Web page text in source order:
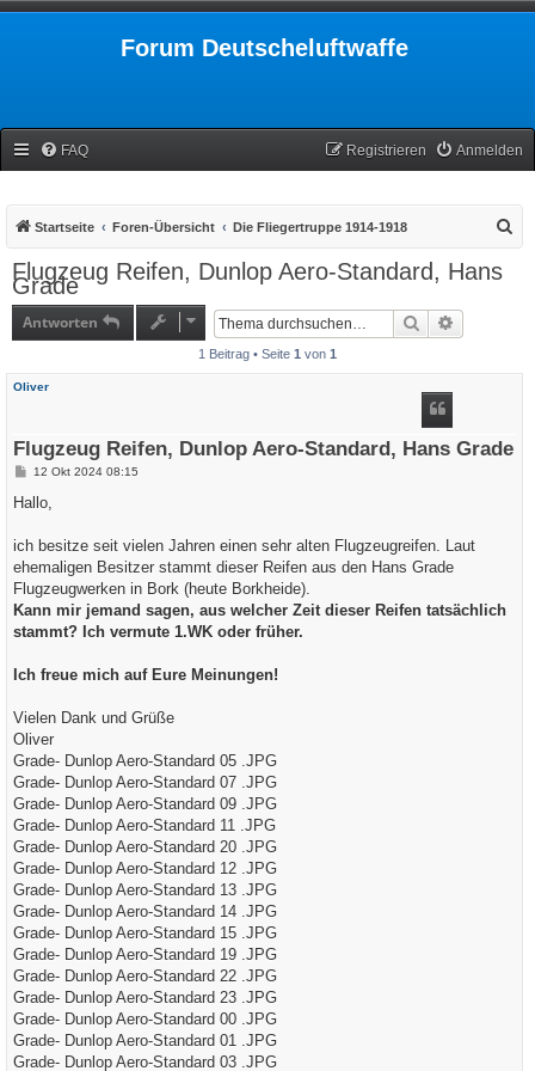
Forum Deutscheluftwaffe
FAQ Anmelden
Registrieren
Startseite Foren-Übersicht Die Fliegertruppe 1914-1918
Flugzeug Reifen, Dunlop Aero-Standard, Hans
Grade
Antworten Suche
1 Beitrag • Seite 1 von 1
Oliver
Flugzeug Reifen, Dunlop Aero-Standard, Hans Grade
B
i
a
12 Okt 2024 08:15
Hallo,
ich besitze seit vielen Jahren einen sehr alten Flugzeugreifen. Laut
ehemaligen Besitzer stammt dieser Reifen aus den Hans Grade
Flugzeugwerken in Bork (heute Borkheide).
Kann mir jemand sagen, aus welcher Zeit dieser Reifen tatsächlich
stammt? Ich vermute 1.WK oder früher.
Ich freue mich auf Eure Meinungen!
Vielen Dank und Grüße
Oliver
Grade- Dunlop Aero-Standard 05 .JPG
Grade- Dunlop Aero-Standard 07 .JPG
Grade- Dunlop Aero-Standard 09 .JPG
Grade- Dunlop Aero-Standard 11 .JPG
Grade- Dunlop Aero-Standard 20 .JPG
Grade- Dunlop Aero-Standard 12 .JPG
Grade- Dunlop Aero-Standard 13 .JPG
Grade- Dunlop Aero-Standard 14 .JPG
Grade- Dunlop Aero-Standard 15 .JPG
Grade- Dunlop Aero-Standard 19 .JPG
Grade- Dunlop Aero-Standard 22 .JPG
Grade- Dunlop Aero-Standard 23 .JPG
Grade- Dunlop Aero-Standard 00 .JPG
Grade- Dunlop Aero-Standard 01 .JPG
Grade- Dunlop Aero-Standard 03 .JPG